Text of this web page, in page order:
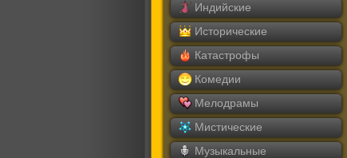
Индийские
Исторические
Катастрофы
Комедии
Мелодрамы
Мистические
Музыкальные